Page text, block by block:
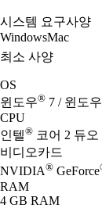
시스템 요구사양
WindowsMac
최소 사양
OS
윈도우® 7 / 윈도우
CPU
인텔® 코어 2 듀
비디오카드
NVIDIA® GeForce
RAM
4 GB RAM